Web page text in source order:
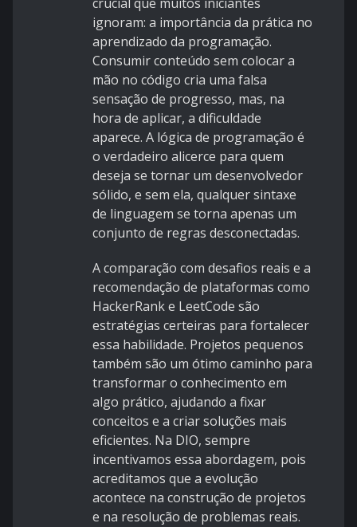
ignoram: a importância da prática no
aprendizado da programação.
Consumir conteúdo sem colocar a
mão no código cria uma falsa
sensação de progresso, mas, na
hora de aplicar, a dificuldade
aparece. A lógica de programação é
o verdadeiro alicerce para quem
deseja se tornar um desenvolvedor
sólido, e sem ela, qualquer sintaxe
de linguagem se torna apenas um
conjunto de regras desconectadas.
A comparação com desafios reais e a
recomendação de plataformas como
HackerRank e LeetCode são
estratégias certeiras para fortalecer
essa habilidade. Projetos pequenos
também são um ótimo caminho para
transformar o conhecimento em
algo prático, ajudando a fixar
conceitos e a criar soluções mais
eficientes. Na DIO, sempre
incentivamos essa abordagem, pois
acreditamos que a evolução
acontece na construção de projetos
e na resolução de problemas reais.